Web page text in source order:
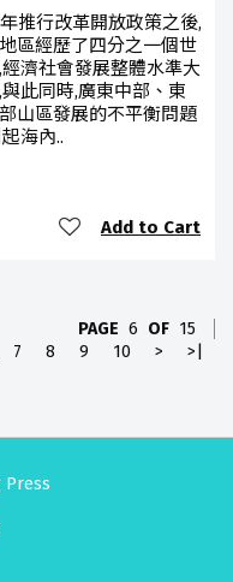
推行改革開放政策之後,
區經歷了四分之一個世
濟社會發展整體水準大
此同時,廣東中部、東
山區發展的不平衡問題
海內..
Add to Cart
PAGE 6 OF 15
7 8 9 10 > >|
Press